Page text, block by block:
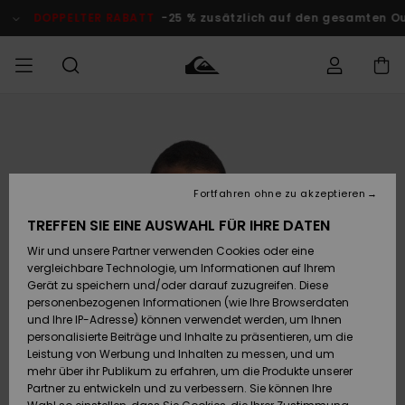
Produktinformation
DOPPELTER RABATT -25 % zusätzlich auf den gesamten
Accessoires
Schuhe&
Flip-Flops
Surf
Snow
JUNGEN
Accessoires
Schuhe&
Flip-Flops
Surf
Snow
FRAUEN
Brandneu
Highlights
Snow
SURF
Männer
Kinder
Highlights
Community
SNOW
Männer
Kinder
Snow Shop
Damen
Highlights
DOPPELTER
RABATT
Herren
KINDER
Outlet
Frauen
zugreifen
Versand
Retouren
Bezahlung
Geschenkkarte
Quiksilver
TREFFEN SIE EINE AUSWAHL FÜR IHRE DATEN
Wir und unsere Partner verwenden Cookies oder eine
vergleichbare Technologie, um Informationen auf Ihrem
Gerät zu speichern und/oder darauf zuzugreifen. Diese
personenbezogenen Informationen (wie Ihre Browserdaten
und Ihre IP-Adresse) können verwendet werden, um Ihnen
personalisierte Beiträge und Inhalte zu präsentieren, um die
Leistung von Werbung und Inhalten zu messen, und um
mehr über ihr Publikum zu erfahren, um die Produkte unserer
Partner zu entwickeln und zu verbessern. Sie können Ihre
Fortfahren ohne zu akzeptieren